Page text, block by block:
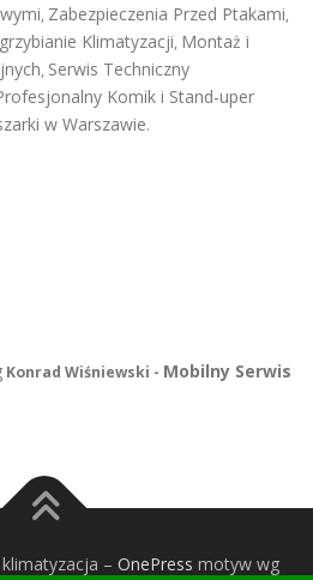
, Zabezpieczenia Przed Ptakami,
Klimatyzacji, Montaż i
, Serwis Techniczny
Komik i Stand-uper
w Warszawie.
Konrad Wiśniewski - Mobilny Serwis
– OnePress motyw wg